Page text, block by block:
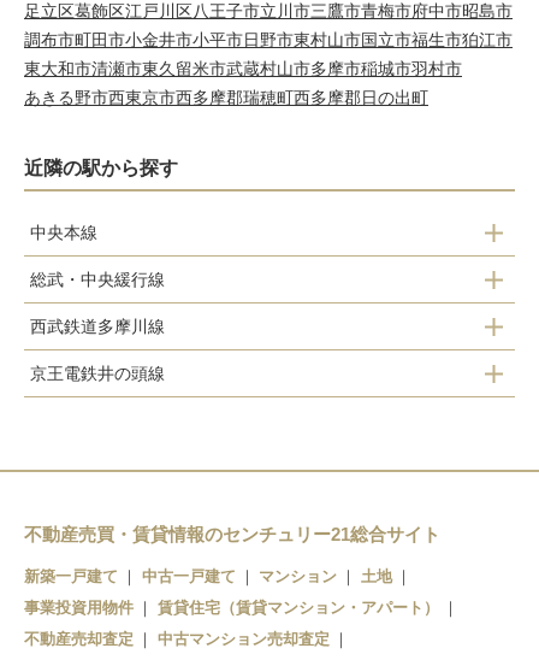
足立区葛飾区江戸川区八王子市立川市三鷹市青梅市府中市昭島市
調布市町田市小金井市小平市日野市東村山市国立市福生市狛江市
東大和市清瀬市東久留米市武蔵村山市多摩市稲城市羽村市
あきる野市西東京市西多摩郡瑞穂町西多摩郡日の出町
近隣の駅から探す
中央本線
吉祥寺駅
武蔵境駅
総武・中央緩行線
吉祥寺駅
西武鉄道多摩川線
武蔵境駅
京王電鉄井の頭線
不動産売買・賃貸情報のセンチュリー21総合サイト
新築一戸建て 中古一戸建て マンション
土地
事業投資用物件
賃貸住宅（賃貸マンション・アパート）
不動産売却査定
中古マンション売却査定